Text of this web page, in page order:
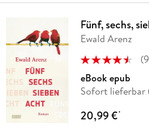
Fünf, sechs,
Ewald Arenz
(
eBook epub
Sofort lieferbar
20,99 €*